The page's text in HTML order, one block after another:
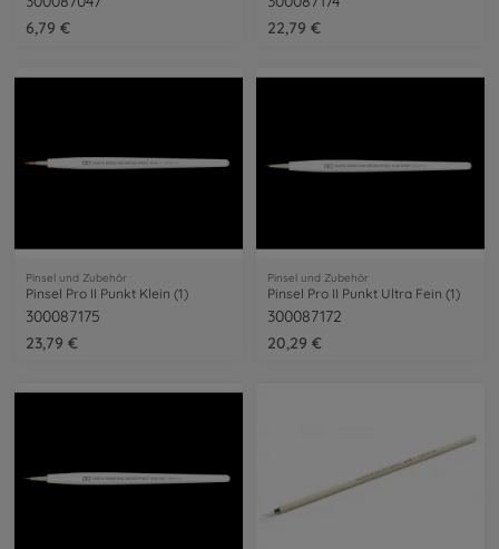
6,79 €
22,79 €
Pinsel und Zubehör
Pinsel Pro II Punkt Klein (1)
300087175
23,79 €
Pinsel und Zubehör
Pinsel Pro II Punkt Ultra Fein (1)
300087172
20,29 €